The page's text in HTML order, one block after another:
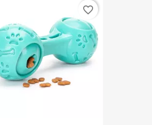
favorite_border